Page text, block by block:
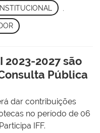
2023-2027 são
Pública
dar contribuições
no período de 06
IFF.